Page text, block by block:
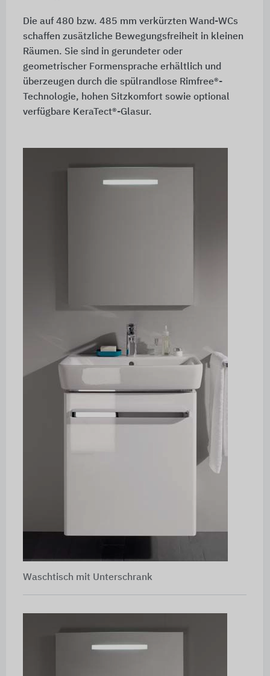
Die auf 480 bzw. 485 mm verkürzten Wand-WCs
schaffen zusätzliche Bewegungsfreiheit in kleinen
Räumen. Sie sind in gerundeter oder
geometrischer Formensprache erhältlich und
überzeugen durch die spülrandlose Rimfree®-
Technologie, hohen Sitzkomfort sowie optional
verfügbare KeraTect®-Glasur.
Waschtisch mit Unterschrank